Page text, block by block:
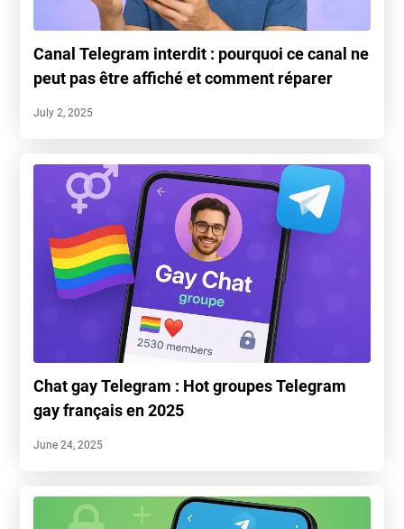
Canal Telegram interdit : pourquoi ce canal ne
peut pas être affiché et comment réparer
July 2, 2025
Chat gay Telegram : Hot groupes Telegram
gay français en 2025
June 24, 2025